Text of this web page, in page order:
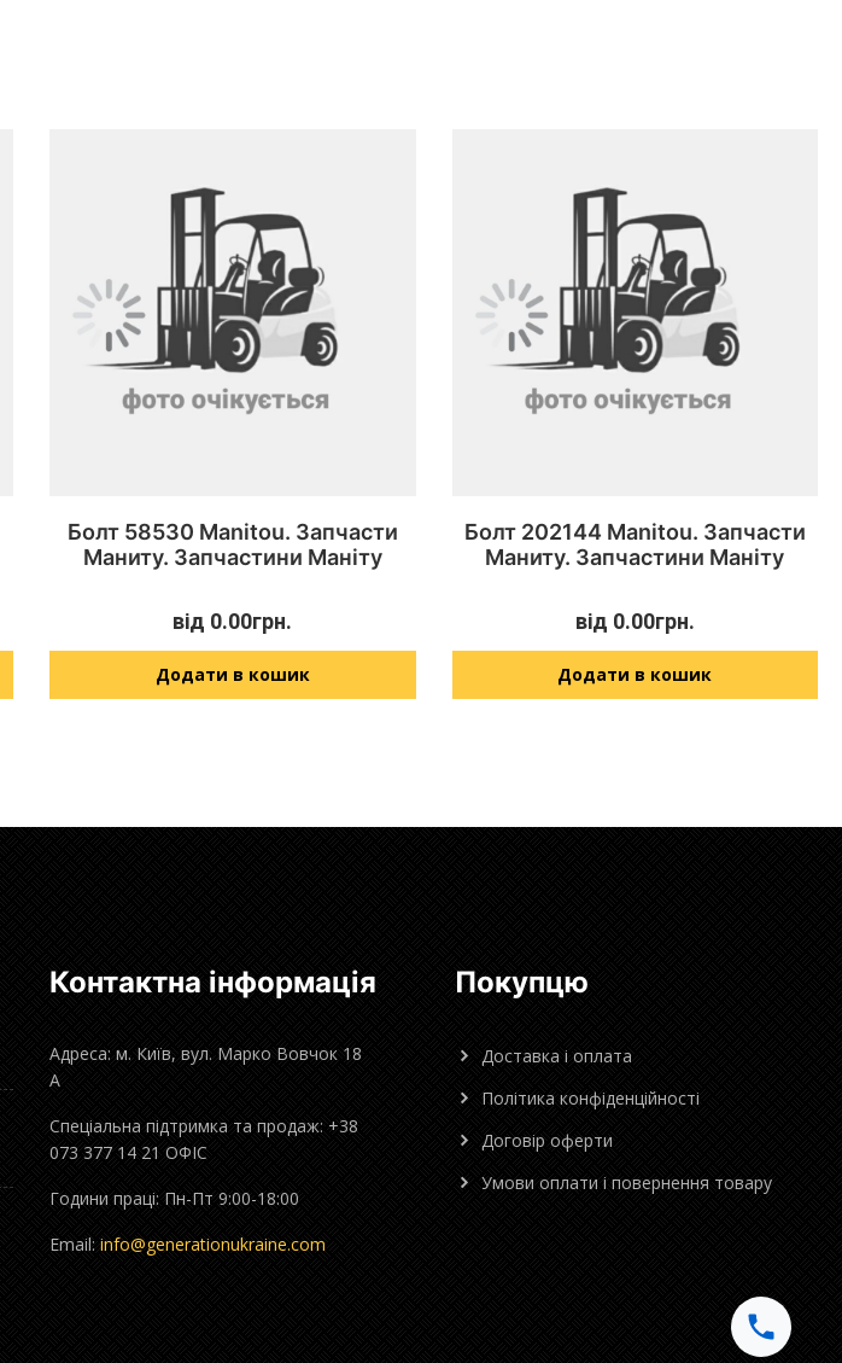
Болт 58530 Manitou. Запчасти
Маниту. Запчастини Маніту
від 0.00грн.
Додати в кошик
Болт 202144 Manitou. Запчасти
Маниту. Запчастини Маніту
від 0.00грн.
Додати в кошик
Контактна інформація
Адреса: м. Київ, вул. Марко Вовчок 18
А
Спеціальна підтримка та продаж: +38
073 377 14 21 ОФІС
Години праці: Пн-Пт 9:00-18:00
Email: info@generationukraine.com
Покупцю
Доставка і оплата
Політика конфіденційності
Договір оферти
Умови оплати і повернення товару